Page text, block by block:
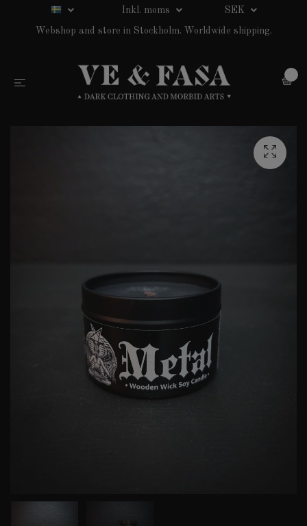
Inkl. moms SEK
Webshop and store in Stockholm. Worldwide shipping.